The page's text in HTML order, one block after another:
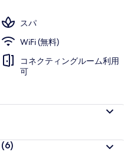
スパ
WiFi (無料)
コネクティングルーム利用
可
(6)